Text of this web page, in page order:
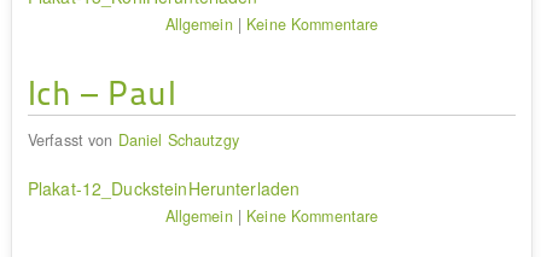
Allgemein| Keine Kommentare
Ich – Paul
Verfasst von Daniel Schautzgy
Plakat-12_DucksteinHerunterladen
Allgemein| Keine Kommentare